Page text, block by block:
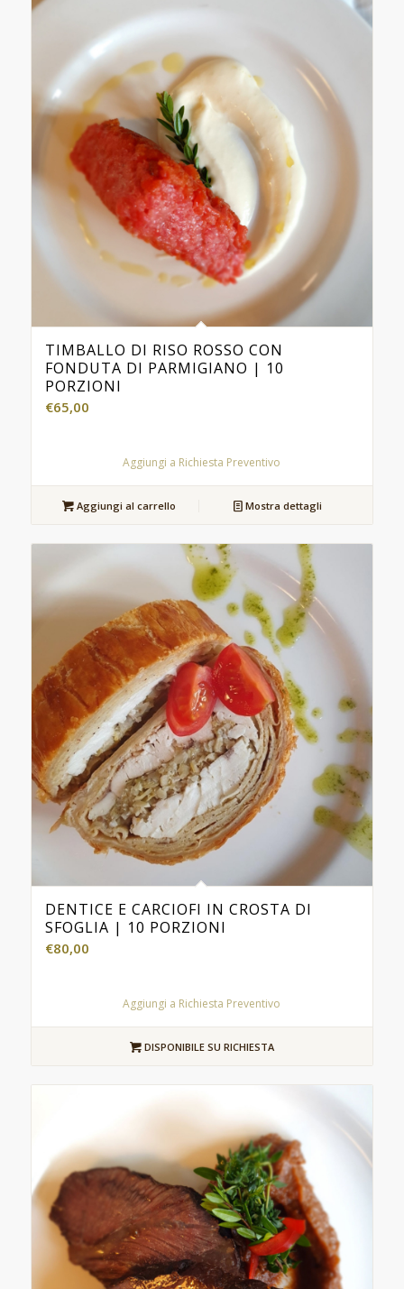
TIMBALLO DI RISO ROSSO CON
FONDUTA DI PARMIGIANO | 10
PORZIONI
€65,00
Aggiungi a Richiesta Preventivo
Aggiungi al carrello Mostra dettagli
DENTICE E CARCIOFI IN CROSTA DI
SFOGLIA | 10 PORZIONI
€80,00
Aggiungi a Richiesta Preventivo
DISPONIBILE SU RICHIESTA